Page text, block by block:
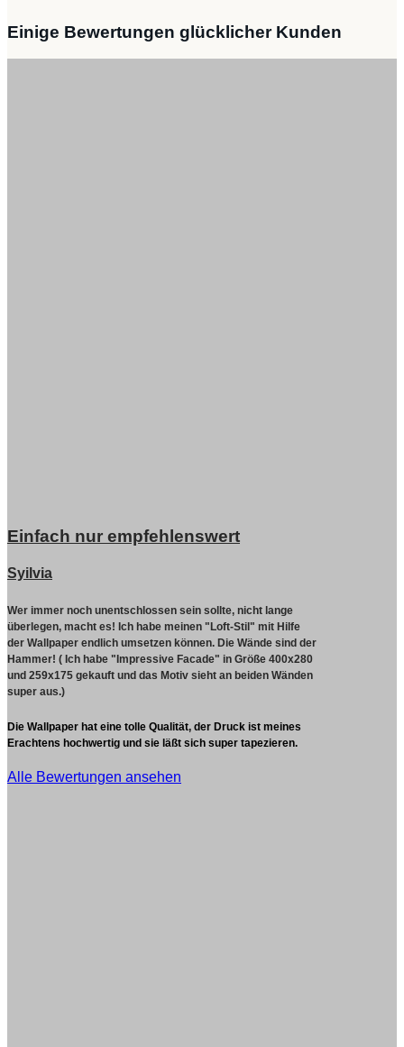
die
Einige Bewertungen glücklicher Kunden
Einfach nur empfehlenswert
Syilvia
Wer immer noch unentschlossen sein sollte, nicht lange
überlegen, macht es! Ich habe meinen "Loft-Stil" mit Hilfe
der Wallpaper endlich umsetzen können. Die Wände sind der
Hammer! ( Ich habe "Impressive Facade" in Größe 400x280
und 259x175 gekauft und das Motiv sieht an beiden Wänden
super aus.)
Die Wallpaper hat eine tolle Qualität, der Druck ist meines
Erachtens hochwertig und sie läßt sich super tapezieren.
Alle Bewertungen ansehen